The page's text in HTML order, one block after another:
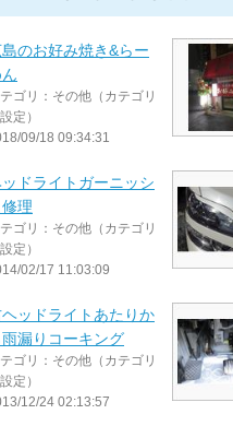
島のお好み焼き&らー
ゴリ：その他（カテゴリ
定）
09/18 09:34:31
ドライトガーニッシ
修理
ゴリ：その他（カテゴリ
定）
02/17 11:03:09
ッドライトあたりか
雨漏りコーキング
ゴリ：その他（カテゴリ
定）
12/24 02:13:57